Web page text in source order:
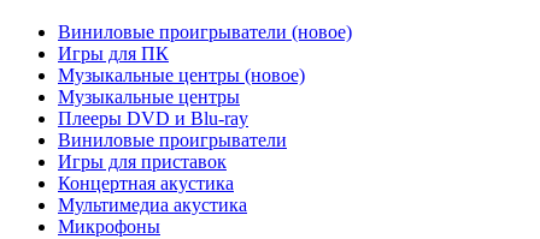
Виниловые проигрыватели (новое)
Игры для ПК
Музыкальные центры (новое)
Музыкальные центры
Плееры DVD и Blu-ray
Виниловые проигрыватели
Игры для приставок
Концертная акустика
Мультимедиа акустика
Микрофоны